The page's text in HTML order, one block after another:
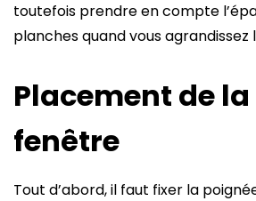
toutefois prendre en compte
planches quand vous agrandissez
Placement de
fenêtre
Tout d’abord, il faut fixer la